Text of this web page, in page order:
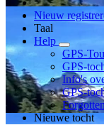
Nieuw
Taal
Help
GPS-
GPS-
Info's
GPS-
Nieuwe tocht